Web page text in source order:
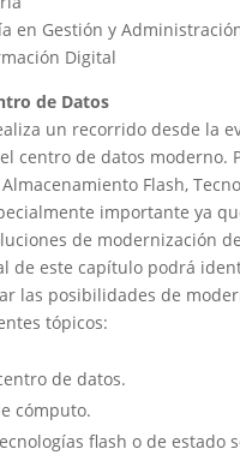
en Gestión y
Digital
de Datos
un recorrido desde la
centro de datos moderno.
Flash,
importante ya
de modernización
de este capítulo podrá
las posibilidades de
tópicos:
de datos.
cómputo.
flash o de estado